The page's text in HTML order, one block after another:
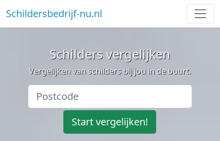
Schildersbedrijf-nu.nl
Schilders vergelijken
Vergelijken van schilders bij jou in de buurt.
Start vergelijken!